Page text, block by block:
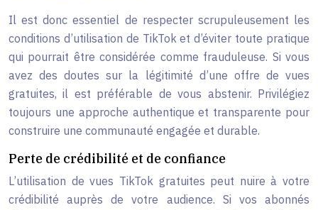
Il est donc essentiel de respecter scrupuleusement les
conditions d’utilisation de TikTok et d’éviter toute pratique
qui pourrait être considérée comme frauduleuse. Si vous
avez des doutes sur la légitimité d’une offre de vues
gratuites, il est préférable de vous abstenir. Privilégiez
toujours une approche authentique et transparente pour
construire une communauté engagée et durable.
Perte de crédibilité et de confiance
L’utilisation de vues TikTok gratuites peut nuire à votre
crédibilité auprès de votre audience. Si vos abonnés